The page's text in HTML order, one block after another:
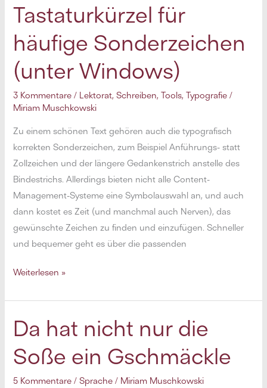
Texte
Tastaturkürzel für
häufige Sonderzeichen
(unter Windows)
3 Kommentare / Lektorat,Schreiben,Tools,Typografie /
Miriam Muschkowski
Zu einem schönen Text gehören auch die typografisch
korrekten Sonderzeichen, zum Beispiel Anführungs- statt
Zollzeichen und der längere Gedankenstrich anstelle des
Bindestrichs. Allerdings bieten nicht alle Content-
Management-Systeme eine Symbolauswahl an, und auch
dann kostet es Zeit (und manchmal auch Nerven), das
gewünschte Zeichen zu finden und einzufügen. Schneller
und bequemer geht es über die pas­senden
Tastaturkürzel
häufige
Sonderzeichen
(unter
Windows)
Weiterlesen »
Da hat nicht nur die
Soße ein Gschmäckle
5 Kommentare /Sprache / Miriam Muschkowski